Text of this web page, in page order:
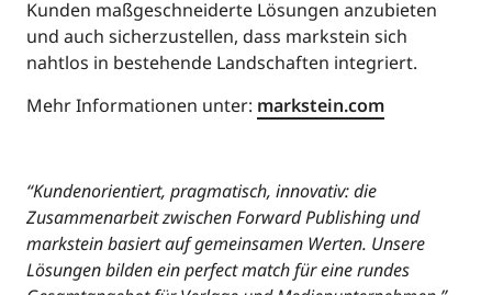
Kunden maßgeschneiderte Lösungen anzubieten
und auch sicherzustellen, dass markstein sich
nahtlos in bestehende Landschaften integriert.
Mehr Informationen unter: markstein.com
“Kundenorientiert, pragmatisch, innovativ: die
Zusammenarbeit zwischen Forward Publishing und
markstein basiert auf gemeinsamen Werten. Unsere
Lösungen bilden ein perfect match für eine rundes